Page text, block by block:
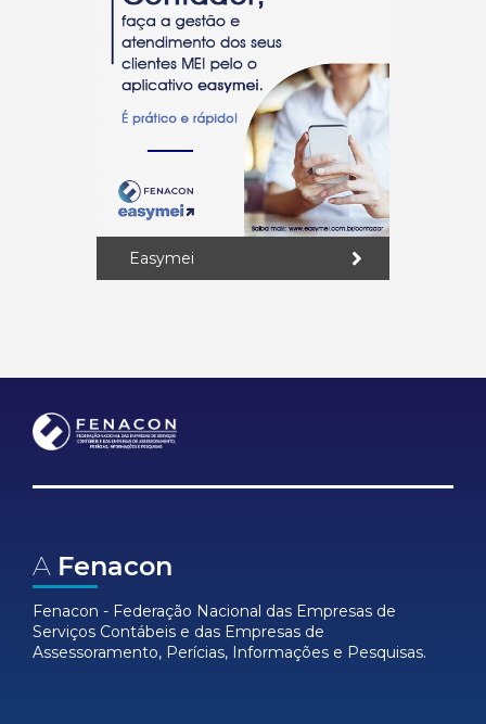
Easymei
A Fenacon
Fenacon - Federação Nacional das Empresas de
Serviços Contábeis e das Empresas de
Assessoramento, Perícias, Informações e Pesquisas.